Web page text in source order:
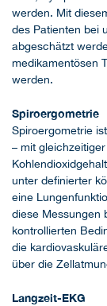
werden. Mit
des Patienten bei
abgeschätzt
medikamentösen
werden.
Spiroergometrie
Spiroergometrie
– mit
unter definierter
eine
diese Messungen
kontrollierten
die
über die
Langzeit-EKG